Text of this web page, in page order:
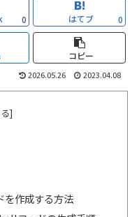
0 はてブ 0
コピー
2026.05.26 2023.04.08
作成する方法